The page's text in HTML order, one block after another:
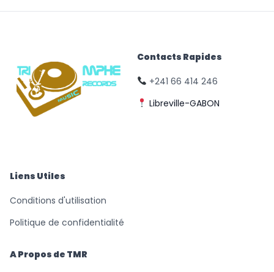
Contacts Rapides
+241 66 414 246
Libreville-GABON
Liens Utiles
Conditions d'utilisation
Politique de confidentialité
A Propos de TMR